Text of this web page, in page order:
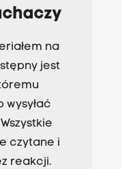
na
jest
wysyłać
czytane i
reakcji.